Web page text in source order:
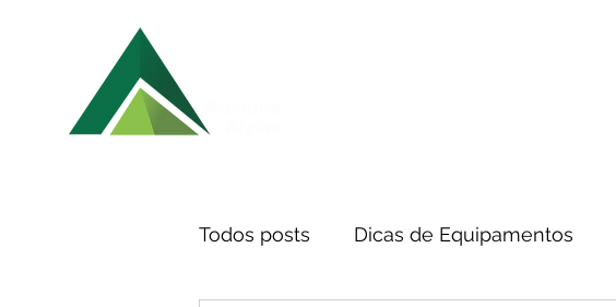
Todos posts Dicas de Equipamentos